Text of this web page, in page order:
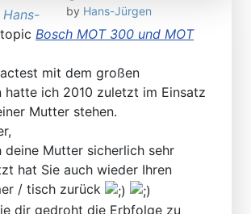
by Hans-Jürgen
Hans-
Bosch MOT 300 und MOT
mit dem großen
hatte ich 2010 zuletzt im Einsatz
Mutter stehen.
deine Mutter sicherlich sehr
hat Sie auch wieder Ihren
/ tisch zurück
dir gedroht die Erbfolge zu